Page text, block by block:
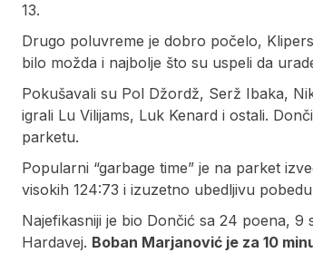
13.
Drugo poluvreme je dobro počelo,
bilo možda i najbolje što su uspeli da
Pokušavali su Pol Džordž, Serž Ibaka,
igrali Lu Vilijams, Luk Kenard i ostali.
parketu.
Popularni “garbage time” je na parket
visokih 124:73 i izuzetno ubedljivu
Najefikasniji je bio Dončić sa 24 poena, 9
Hardavej. Boban Marjanović je za 10